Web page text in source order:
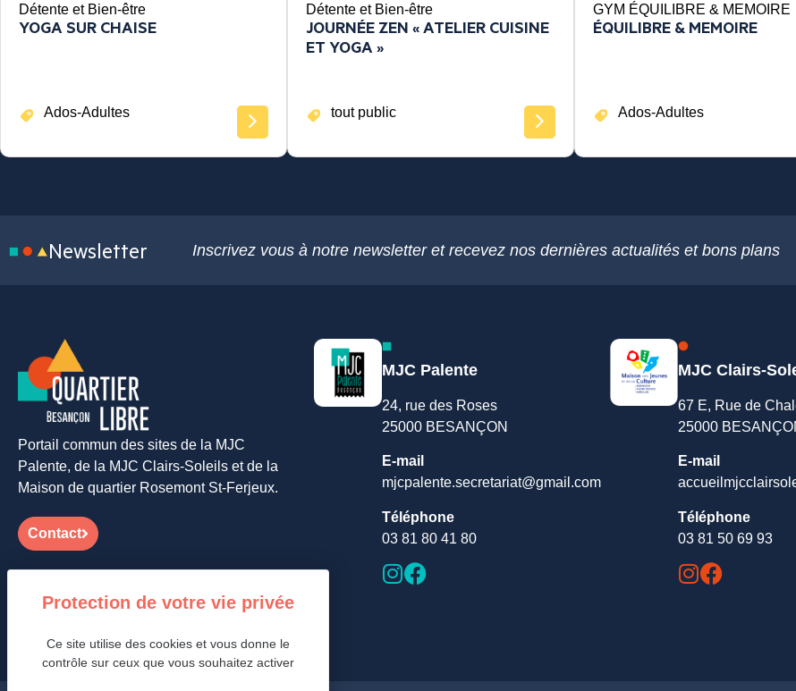
Détente et Bien-être
YOGA SUR CHAISE
Ados-Adultes
Détente et Bien-être
JOURNÉE ZEN « ATELIER CUISINE
ET YOGA »
tout public
GYM ÉQUILIBRE & MEMOIRE
ÉQUILIBRE & MEMOIRE
Ados-Adultes
Newsletter Inscrivez vous à notre newsletter et recevez nos dernières actualités et bons plans
Portail commun des sites de la MJC
Palente, de la MJC Clairs-Soleils et de la
Maison de quartier Rosemont St-Ferjeux.
Contact
MJC Palente
24, rue des Roses
25000 BESANÇON
E-mail
mjcpalente.secretariat@gmail.com
Téléphone
03 81 80 41 80
MJC Clairs-
67 E, Rue de
25000
E-mail
Téléphone
03 81 50 69 93
Ce site utilise des cookies et vous donne le
contrôle sur ceux que vous souhaitez activer